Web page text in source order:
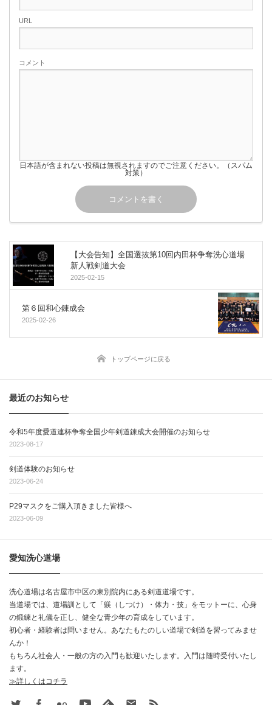
URL
コメント
日本語が含まれない投稿は無視されますのでご注意ください。（スパム
対策）
【大会告知】全国選抜第10回内田杯争奪洗心道場
新人戦剣道大会
2025-02-15
第６回和心錬成会
2025-02-26
トップページに戻る
最近のお知らせ
令和5年度愛道連杯争奪全国少年剣道錬成大会開催のお知らせ
2023-08-17
剣道体験のお知らせ
2023-06-24
P29マスクをご購入頂きました皆様へ
2023-06-09
愛知洗心道場
洗心道場は名古屋市中区の東別院内にある剣道道場です。
当道場では、道場訓として「躾（しつけ）・体力・技」をモットーに、心身
の鍛練と礼儀を正し、健全な青少年の育成をしています。
初心者・経験者は問いません。あなたもたのしい道場で剣道を習ってみませ
んか！
もちろん社会人・一般の方の入門も歓迎いたします。入門は随時受付いたし
ます。
≫詳しくはコチラ
Twitter FacebookFlickr Youtube feedly Contact